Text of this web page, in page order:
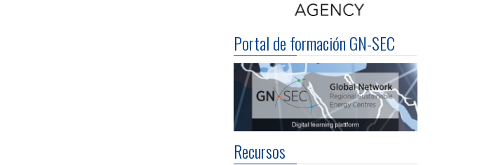
Portal de formación GN-SEC
Recursos